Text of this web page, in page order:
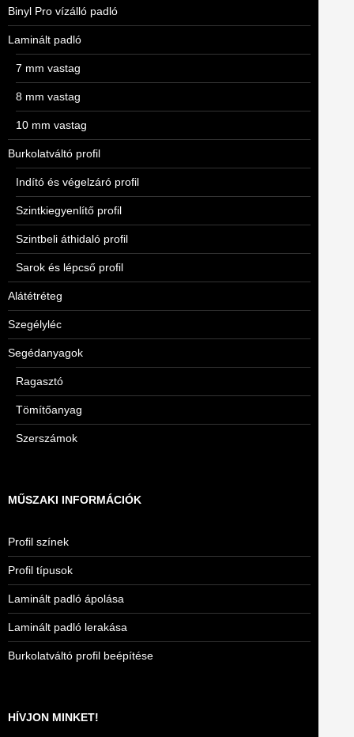
Binyl Pro vízálló padló
Laminált padló
7 mm vastag
8 mm vastag
10 mm vastag
Burkolatváltó profil
Indító és végelzáró profil
Szintkiegyenlítő profil
Szintbeli áthidaló profil
Sarok és lépcső profil
Alátétréteg
Szegélyléc
Segédanyagok
Ragasztó
Tömítőanyag
Szerszámok
MŰSZAKI INFORMÁCIÓK
Profil színek
Profil típusok
Laminált padló ápolása
Laminált padló lerakása
Burkolatváltó profil beépítése
HÍVJON MINKET!